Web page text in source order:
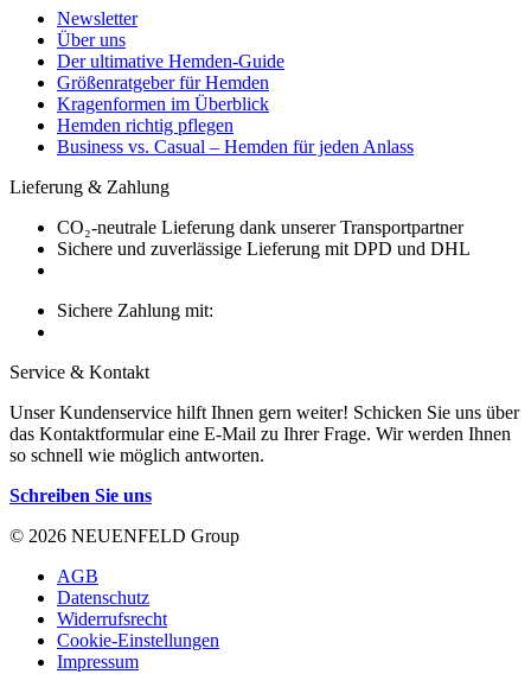
Newsletter
Über uns
Der ultimative Hemden-Guide
Größenratgeber für Hemden
Kragenformen im Überblick
Hemden richtig pflegen
Business vs. Casual – Hemden für jeden Anlass
Lieferung & Zahlung
CO₂-neutrale Lieferung dank unserer Transportpartner
Sichere und zuverlässige Lieferung mit DPD und DHL
Sichere Zahlung mit:
Service & Kontakt
Unser Kundenservice hilft Ihnen gern weiter! Schicken Sie uns über
das Kontaktformular eine E-Mail zu Ihrer Frage. Wir werden Ihnen
so schnell wie möglich antworten.
Schreiben Sie uns
© 2026 NEUENFELD Group
AGB
Datenschutz
Widerrufsrecht
Cookie-Einstellungen
Impressum